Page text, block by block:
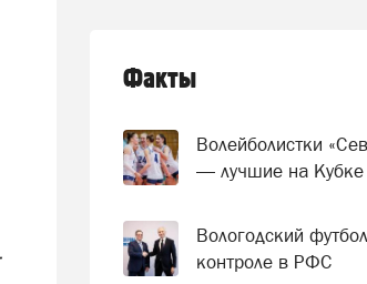
Факты
Волейболистки
— лучшие на
Вологодский
контроле в РФС